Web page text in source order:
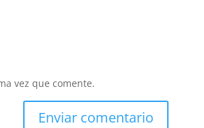
vez que comente.